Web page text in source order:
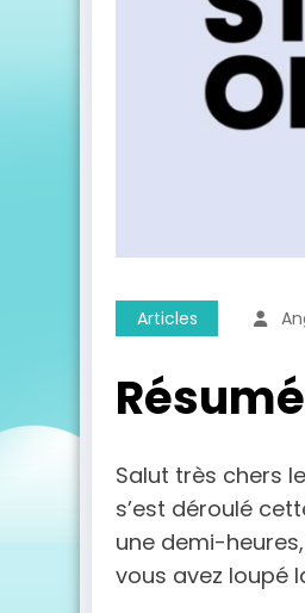
Articles
Salut très chers
s’est déroulé
une demi-
vous avez loupé